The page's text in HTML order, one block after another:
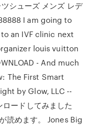
シューズ メンズ レデ
I am going to
an IVF clinic next
louis vuitton
- And much
The First Smart
by Glow, LLC --
ードしてみました
読めます。 Jones Big